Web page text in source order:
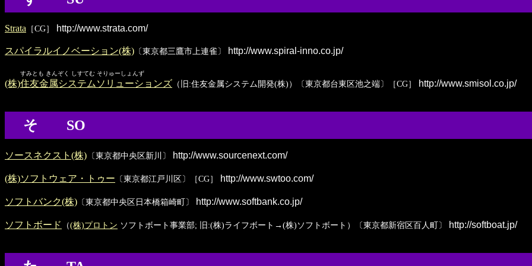
Strata ［CG］ http://www.strata.com/
スパイラルイノベーション(株) 〔東京都三鷹市上連雀〕 http://www.spiral-inno.co.jp/
すみとも きんぞく しすてむ そりゅーしょんず
(株)住友金属システムソリューションズ （旧:住友金属システム開発(株)）〔東京都台東区池之端〕［CG］ http://www.smisol.co.jp/
そ SO
ソースネクスト(株) 〔東京都中央区新川〕 http://www.sourcenext.com/
(株)ソフトウェア・トゥー 〔東京都江戸川区〕［CG］ http://www.swtoo.com/
ソフトバンク(株) 〔東京都中央区日本橋箱崎町〕 http://www.softbank.co.jp/
ソフトボード （(株)プロトン ソフトボート事業部; 旧:(株)ライフボート→(株)ソフトボート）〔東京都新宿区百人町〕 http://softboat.jp/